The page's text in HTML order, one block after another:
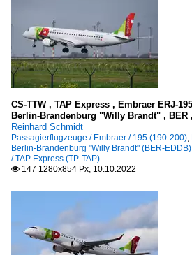
CS-TTW , TAP Express , Embraer ERJ-
Berlin-Brandenburg "Willy Brandt" , BER
Reinhard Schmidt
Passagierflugzeuge / Embraer / 195 (190-200),
Berlin-Brandenburg "Willy Brandt" (BER-EDDB)
/ TAP Express (TP-TAP)
 147 1280x854 Px, 10.10.2022